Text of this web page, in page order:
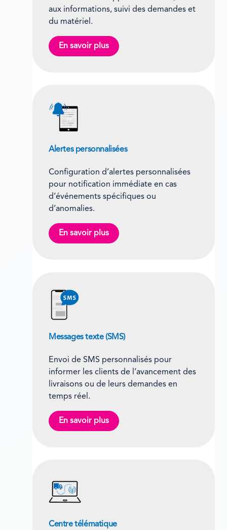
aux informations, suivi des demandes et
du matériel.
En savoir plus
Alertes personnalisées
Configuration d’alertes personnalisées
pour notification immédiate en cas
d’événements spécifiques ou
d’anomalies.
En savoir plus
Messages texte (SMS)
Envoi de SMS personnalisés pour
informer les clients de l’avancement des
livraisons ou de leurs demandes en
temps réel.
En savoir plus
Centre télématique